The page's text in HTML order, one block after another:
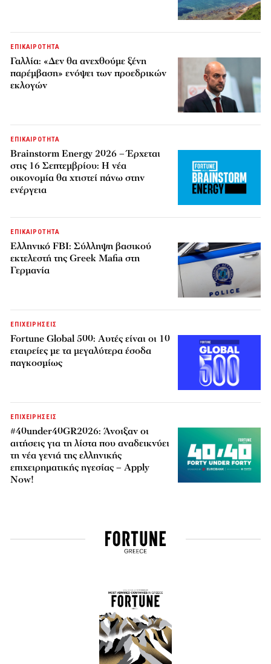
ΕΠΙΚΑΙΡΟΤΗΤΑ
Γαλλία: «Δεν θα ανεχθούμε ξένη
παρέμβαση» ενόψει των προεδρικών
εκλογών
ΕΠΙΚΑΙΡΟΤΗΤΑ
Brainstorm Energy 2026 – Έρχεται
στις 16 Σεπτεμβρίου: Η νέα
οικονομία θα χτιστεί πάνω στην
ενέργεια
ΕΠΙΚΑΙΡΟΤΗΤΑ
Ελληνικό FBI: Σύλληψη βασικού
εκτελεστή της Greek Mafia στη
Γερμανία
ΕΠΙΧΕΙΡΗΣΕΙΣ
Fortune Global 500: Αυτές είναι οι 10
εταιρείες με τα μεγαλύτερα έσοδα
παγκοσμίως
ΕΠΙΧΕΙΡΗΣΕΙΣ
#40under40GR2026: Άνοιξαν οι
αιτήσεις για τη λίστα που αναδεικνύει
τη νέα γενιά της ελληνικής
επιχειρηματικής ηγεσίας – Apply
Now!